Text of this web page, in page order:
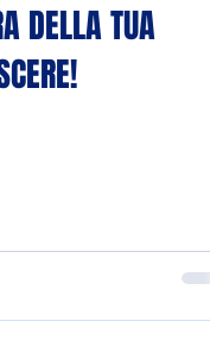
DELLA TUA